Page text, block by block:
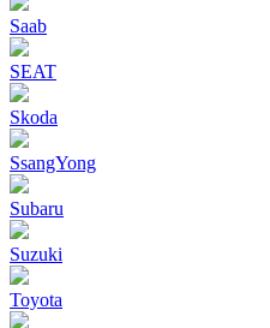
Saab
SEAT
Skoda
SsangYong
Subaru
Suzuki
Toyota